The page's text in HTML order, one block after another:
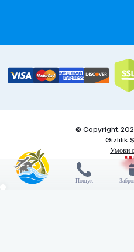
© Copyright
Gizlilik
Умови
Пошук